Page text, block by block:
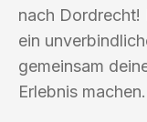
nach Dordrecht!
ein
gemeinsam
Erlebnis machen.